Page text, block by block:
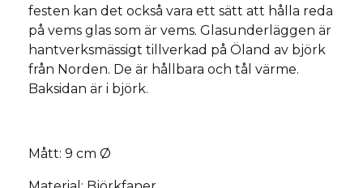
festen kan det också vara ett sätt att hålla reda
på vems glas som är vems. Glasunderläggen är
hantverksmässigt tillverkad på Öland av björk
från Norden. De är hållbara och tål värme.
Baksidan är i björk.
Mått: 9 cm Ø